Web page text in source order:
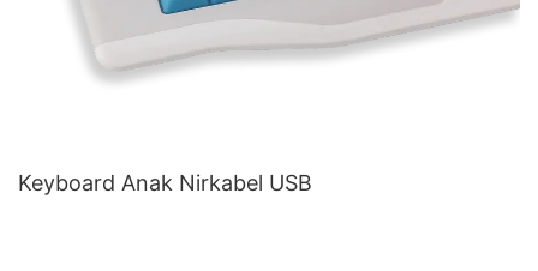
Keyboard Anak Nirkabel USB